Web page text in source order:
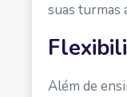
suas turmas
Além de